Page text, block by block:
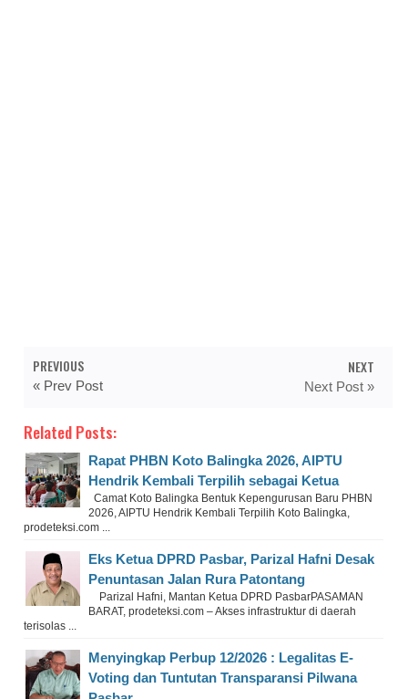
PREVIOUS
« Prev Post
NEXT
Next Post »
Related Posts:
Rapat PHBN Koto Balingka 2026, AIPTU
Hendrik Kembali Terpilih sebagai Ketua
Camat Koto Balingka Bentuk Kepengurusan Baru PHBN
2026, AIPTU Hendrik Kembali Terpilih Koto Balingka,
prodeteksi.com ...
Eks Ketua DPRD Pasbar, Parizal Hafni Desak
Penuntasan Jalan Rura Patontang
Parizal Hafni, Mantan Ketua DPRD PasbarPASAMAN
BARAT, prodeteksi.com – Akses infrastruktur di daerah
terisolas ...
Menyingkap Perbup 12/2026 : Legalitas E-
Voting dan Tuntutan Transparansi Pilwana